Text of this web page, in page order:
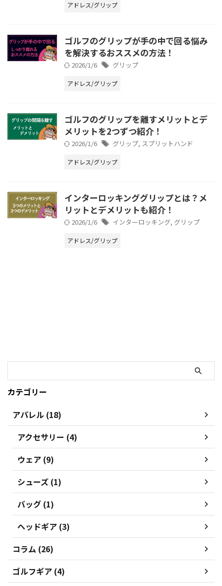
アドレス/グリップ
ゴルフのグリップが手の中で回る悩み
を解決するおススメの方法！
2026/1/6 グリップ
アドレス/グリップ
ゴルフのグリップを離すメリットとデ
メリットを2つずつ紹介！
2026/1/6 グリップ, スプリットハンド
アドレス/グリップ
インターロッキンググリップとは？メ
リットとデメリットも紹介！
2026/1/6 インターロッキング, グリップ
アドレス/グリップ
カテゴリー
アパレル (18)
アクセサリー (4)
ウェア (9)
シューズ (1)
バッグ (1)
ヘッドギア (3)
コラム (26)
ゴルフギア (4)